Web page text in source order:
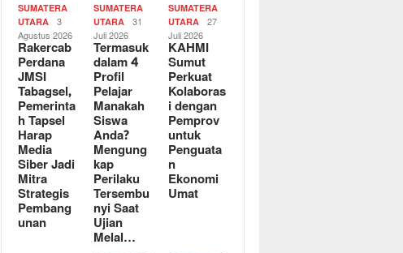
SUMATERA
UTARA
3
Agustus 2026
Rakercab
Perdana
JMSI
Tabagsel,
Pemerinta
h Tapsel
Harap
Media
Siber Jadi
Mitra
Strategis
Pembang
unan
SUMATERA
UTARA
31
Juli 2026
Termasuk
dalam 4
Profil
Pelajar
Manakah
Siswa
Anda?
Mengung
kap
Perilaku
Tersembu
nyi Saat
Ujian
Melal…
SUMATERA
UTARA
27
Juli 2026
KAHMI
Sumut
Perkuat
Kolaboras
i dengan
Pemprov
untuk
Penguata
n
Ekonomi
Umat